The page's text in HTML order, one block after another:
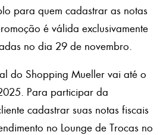
para quem cadastrar as notas
é válida exclusivamente
no dia 29 de novembro.
do Shopping Mueller vai até o
Para participar da
cadastrar suas notas fiscais
no Lounge de Trocas no